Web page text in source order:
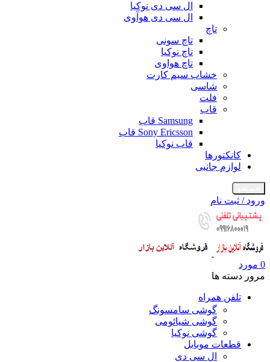
ال سی دی نوکیا
ال سی دی هوآوی
تاچ
تاچ سونی
تاچ نوکیا
تاچ هواوی
خشاب سیم کارت
شاسی
فلت
قاب
Samsung قاب
Sony Ericsson قاب
قاب نوکیا
کانکتورها
لوازم جانبی
ورود / ثبت نام
0 مورد
مرور دسته ها
تلفن همراه
گوشی سامسونگ
گوشی شیائومی
گوشی نوکیا
قطعات موبایل
ال سی دی